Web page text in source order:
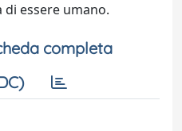
essere umano.
completa